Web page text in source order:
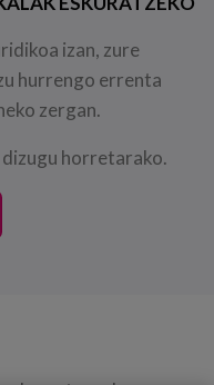
izan, zure
hurrengo errenta
zergan.
horretarako.